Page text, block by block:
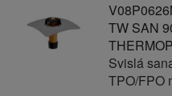
TW SAN
Svislá
TPO/FPO